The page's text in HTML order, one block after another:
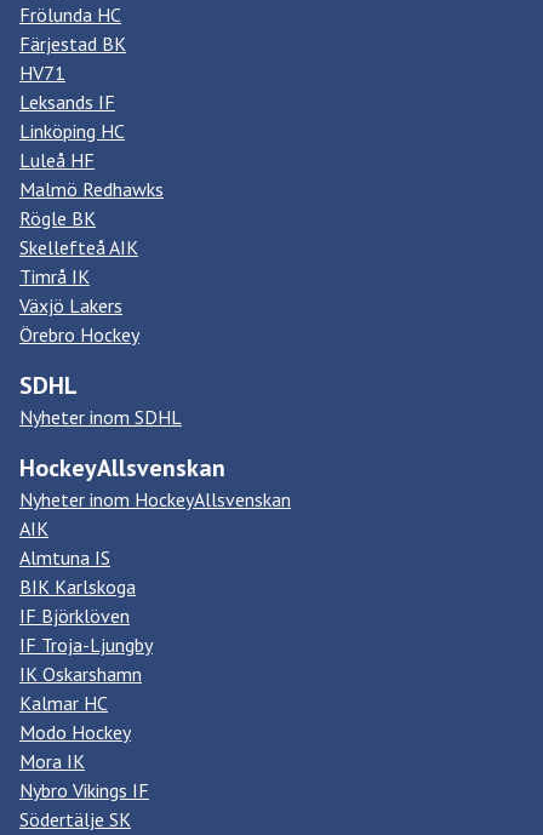
Frölunda HC
Färjestad BK
HV71
Leksands IF
Linköping HC
Luleå HF
Malmö Redhawks
Rögle BK
Skellefteå AIK
Timrå IK
Växjö Lakers
Örebro Hockey
SDHL
Nyheter inom SDHL
HockeyAllsvenskan
Nyheter inom HockeyAllsvenskan
AIK
Almtuna IS
BIK Karlskoga
IF Björklöven
IF Troja-Ljungby
IK Oskarshamn
Kalmar HC
Modo Hockey
Mora IK
Nybro Vikings IF
Södertälje SK